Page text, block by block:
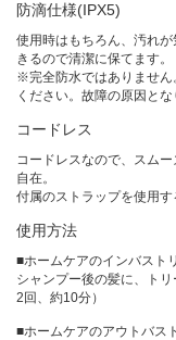
防滴仕様(IPX5)
使用時はもちろん、汚れ
きるので清潔に保てます。
※完全防水ではありません
ください。故障の原因とな
コードレス
コードレスなので、スム
自在。
付属のストラップを使用す
使用方法
■ホームケアのインバスト
シャンプー後の髪に、ト
2回、約10分）
■ホームケアのアウトバス